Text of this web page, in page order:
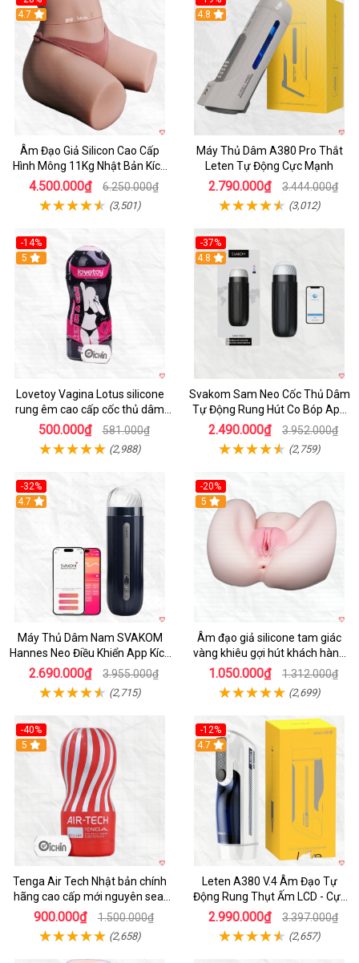
4.7
Âm Đạo Giả Silicon Cao Cấp
Hình Mông 11Kg Nhật Bản Kích
Thước Như Thật
4.500.000₫ 6.250.000₫
(3,501)
Hot
4.8
Máy Thủ Dâm A380 Pro Thắt
Leten Tự Động Cực Mạnh
2.790.000₫ 3.444.000₫
(3,012)
-14%
Hot
5
Lovetoy Vagina Lotus silicone
rung êm cao cấp cốc thủ dâm
nam
500.000₫ 581.000₫
(2,988)
-37%
4.8
Svakom Sam Neo Cốc Thủ Dâm
Tự Động Rung Hút Co Bóp App
Điều Khiển
2.490.000₫ 3.952.000₫
(2,759)
-32%
Hot
4.7
Máy Thủ Dâm Nam SVAKOM
Hannes Neo Điều Khiển App Kích
Thích
2.690.000₫ 3.955.000₫
(2,715)
-20%
Hot
5
Âm đạo giả silicone tam giác
vàng khiêu gợi hút khách hàng
nam
1.050.000₫ 1.312.000₫
(2,699)
-40%
Hot
5
Tenga Air Tech Nhật bản chính
hãng cao cấp mới nguyên seal
giá tốt
900.000₫ 1.500.000₫
(2,658)
-12%
Hot
4.7
Leten A380 V.4 Âm Đạo Tự
Động Rung Thụt Ấm LCD - Cực
Phê
2.990.000₫ 3.397.000₫
(2,657)